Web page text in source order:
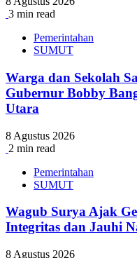
3 min read
Pemerintahan
SUMUT
Warga dan Sekolah
Gubernur Bobby
Utara
8 Agustus 2026
2 min read
Pemerintahan
SUMUT
Wagub Surya Ajak
Integritas dan Jauhi
8 Agustus 2026